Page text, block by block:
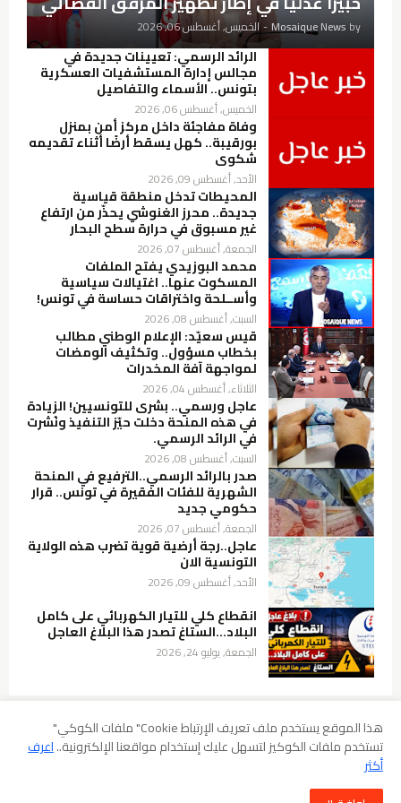
by
Mosaique News
- الخميس, أغسطس 06, 2026
الرائد الرسمي: تعيينات جديدة في
مجالس إدارة المستشفيات العسكرية
بتونس.. الأسماء والتفاصيل
الخميس, أغسطس 06, 2026
وفاة مفاجئة داخل مركز أمن بمنزل
بورقيبة.. كهل يسقط أرضًا أثناء تقديمه
شكوى
الأحد, أغسطس 09, 2026
المحيطات تدخل منطقة قياسية
جديدة.. محرز الغنوشي يحذّر من ارتفاع
غير مسبوق في حرارة سطح البحار
الجمعة, أغسطس 07, 2026
محمد البوزيدي يفتح الملفات
المسكوت عنها.. اغتيالات سياسية
وأســلحة واختراقات حساسة في تونس!
السبت, أغسطس 08, 2026
قيس سعيّد: الإعلام الوطني مطالب
بخطاب مسؤول.. وتكثيف الومضات
لمواجهة آفة المخدرات
الثلاثاء, أغسطس 04, 2026
عاجل ورسمي.. بشرى للتونسيين! الزيادة
في هذه المنحة دخلت حيّز التنفيذ ونُشرت
في الرائد الرسمي.
السبت, أغسطس 08, 2026
صدر بالرائد الرسمي..الترفيع في المنحة
الشهرية للفئات الفقيرة في تونس.. قرار
حكومي جديد
الجمعة, أغسطس 07, 2026
عاجل..رجة أرضية قوية تضرب هذه الولاية
التونسية الان
الأحد, أغسطس 09, 2026
انقطاع كلي للتيار الكهربائي على كامل
البلاد…الستاغ تصدر هذا البلاغ العاجل
الجمعة, يوليو 24, 2026
سياسة الخصوصية شروط الإستخدام
إخلاء المسؤولية
سياسة ملفات الارتباط (Cookies)
هذا الموقع يستخدم ملف تعريف الإرتباط Cookie" ملفات الكوكي"
تستخدم ملفات الكوكيز لتسهل عليك إستخدام مواقعنا الإلكترونية..اعرف
أكثر